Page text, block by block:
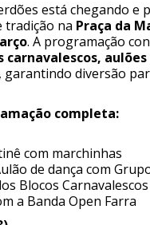
está chegando e
tradição na Praça da
. A programação
aulões
, garantindo diversão
completa:
com marchinhas
de dança com
Blocos Carnavalescos
a Banda Open Farra